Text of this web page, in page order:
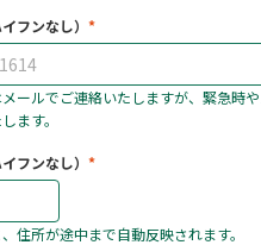
フンなし）
ールでご連絡いたしますが、緊急時
ます。
フンなし）
住所が途中まで自動反映されます。